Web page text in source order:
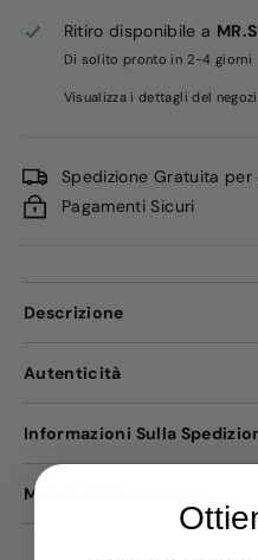
Ritiro disponibile a
Di solito pronto in 2-4 giorni
Visualizza i dettagli del
Spedizione Gratuita
Pagamenti Sicuri
Descrizione
Autenticità
Informazioni Sulla
Metodi Di Pagamento